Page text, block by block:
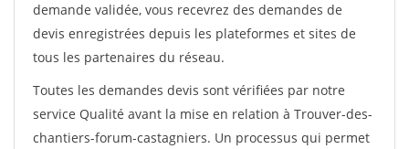
demande validée, vous recevrez des demandes de
devis enregistrées depuis les plateformes et sites de
tous les partenaires du réseau.
Toutes les demandes devis sont vérifiées par notre
service Qualité avant la mise en relation à Trouver-des-
chantiers-forum-castagniers. Un processus qui permet